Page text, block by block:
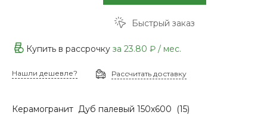
Быстрый заказ
Купить в рассрочку за 23.80 ₽ / мес.
Нашли дешевле? Рассчитать доставку
Керамогранит Дуб палевый 150х600 (15)